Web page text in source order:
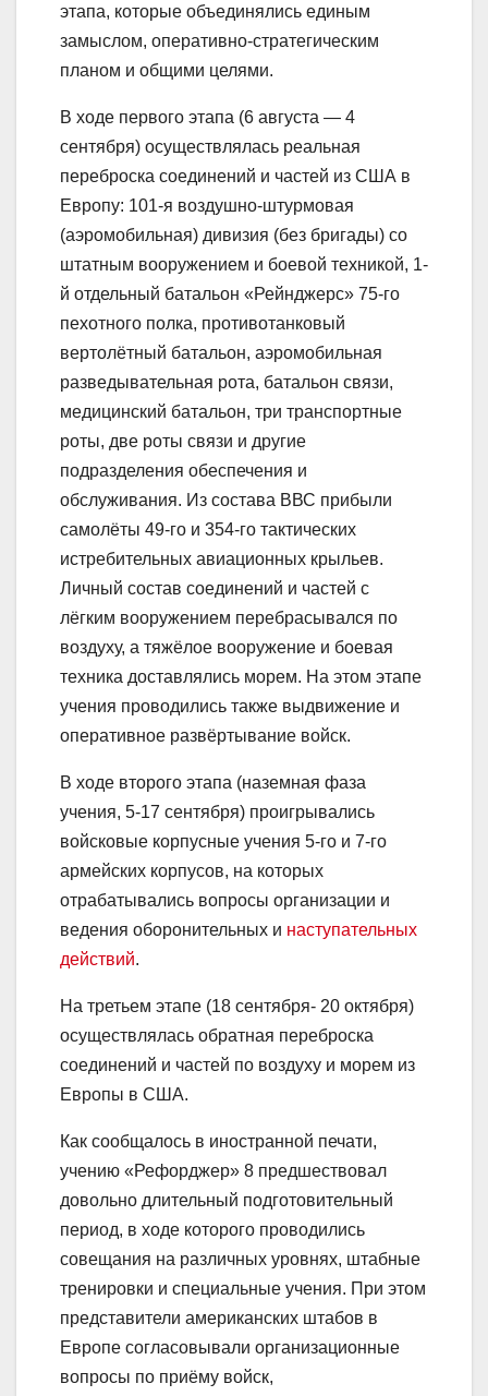
этапа, которые объединялись единым
замыслом, оперативно-стратегическим
планом и общими целями.
В ходе первого этапа (6 августа — 4
сентября) осуществлялась реальная
переброска соединений и частей из США в
Европу: 101-я воздушно-штурмовая
(аэромобильная) дивизия (без бригады) со
штатным вооружением и боевой техникой, 1-
й отдельный батальон «Рейнджерс» 75-го
пехотного полка, противотанковый
вертолётный батальон, аэромобильная
разведывательная рота, батальон связи,
медицинский батальон, три транспортные
роты, две роты связи и другие
подразделения обеспечения и
обслуживания. Из состава ВВС прибыли
самолёты 49-го и 354-го тактических
истребительных авиационных крыльев.
Личный состав соединений и частей с
лёгким вооружением перебрасывался по
воздуху, а тяжёлое вооружение и боевая
техника доставлялись морем. На этом этапе
учения проводились также выдвижение и
оперативное развёртывание войск.
В ходе второго этапа (наземная фаза
учения, 5-17 сентября) проигрывались
войсковые корпусные учения 5-го и 7-го
армейских корпусов, на которых
отрабатывались вопросы организации и
ведения оборонительных и наступательных
действий.
На третьем этапе (18 сентября- 20 октября)
осуществлялась обратная переброска
соединений и частей по воздуху и морем из
Европы в США.
Как сообщалось в иностранной печати,
учению «Рефорджер» 8 предшествовал
довольно длительный подготовительный
период, в ходе которого проводились
совещания на различных уровнях, штабные
тренировки и специальные учения. При этом
представители американских штабов в
Европе согласовывали организационные
вопросы по приёму войск,